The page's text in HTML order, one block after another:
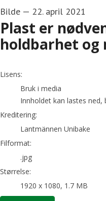
Bilde — 22. april 2021
Plast er
holdbarhet
Lantmännen Unibake
Lisens:
Bruk i media
Innholdet kan lastes
Kreditering:
Lantmännen Unibake
Filformat:
.jpg
Størrelse:
1920 x 1080, 1.7 MB